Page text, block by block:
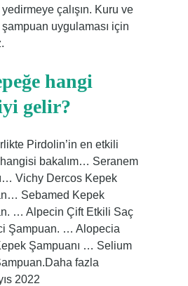
çalışın. Kuru ve
uygulaması için
hangi
gelir?
Pirdolin’in en etkili
bakalım… Seranem
Vichy Dercos Kepek
Sebamed Kepek
… Alpecin Çift Etkili Saç
Şampuan. … Alopecia
Şampuanı … Selium
fazla
2022